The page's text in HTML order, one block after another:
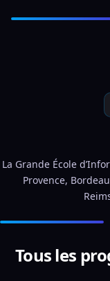
La Grande École
Provence,
Tous les